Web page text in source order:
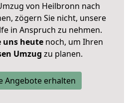
von Heilbronn nach
zögern Sie nicht, unsere
in Anspruch zu nehmen.
uns heutenoch, um Ihren
Umzug zu planen.
Angebote erhalten